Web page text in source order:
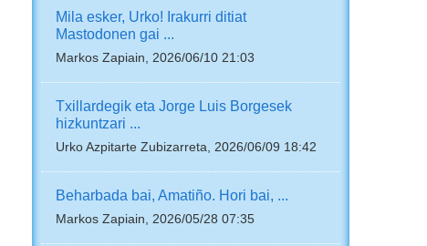
Mila esker, Urko! Irakurri ditiat
Mastodonen gai ...
Markos Zapiain, 2026/06/10 21:03
Txillardegik eta Jorge Luis Borgesek
hizkuntzari ...
Urko Azpitarte Zubizarreta, 2026/06/09 18:42
Beharbada bai, Amatiño. Hori bai, ...
Markos Zapiain, 2026/05/28 07:35